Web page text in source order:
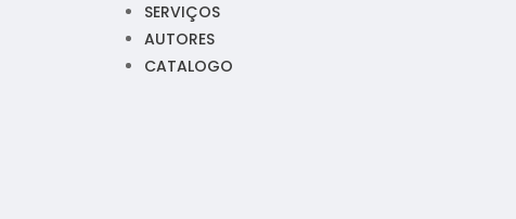
SERVIÇOS
AUTORES
CATALOGO